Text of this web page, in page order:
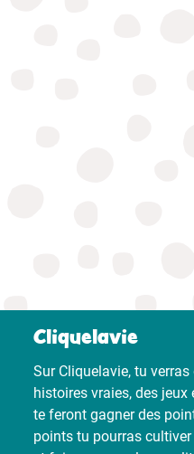
Cliquelavie
Sur Cliquelavie, tu
histoires vraies, des jeux
te feront gagner des
points tu pourras